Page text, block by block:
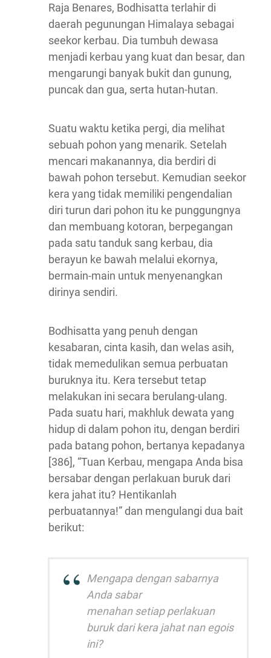
Raja Benares, Bodhisatta terlahir di
daerah pegunungan Himalaya sebagai
seekor kerbau. Dia tumbuh dewasa
menjadi kerbau yang kuat dan besar, dan
mengarungi banyak bukit dan gunung,
puncak dan gua, serta hutan-hutan.
Suatu waktu ketika pergi, dia melihat
sebuah pohon yang menarik. Setelah
mencari makanannya, dia berdiri di
bawah pohon tersebut. Kemudian seekor
kera yang tidak memiliki pengendalian
diri turun dari pohon itu ke punggungnya
dan membuang kotoran, berpegangan
pada satu tanduk sang kerbau, dia
berayun ke bawah melalui ekornya,
bermain-main untuk menyenangkan
dirinya sendiri.
Bodhisatta yang penuh dengan
kesabaran, cinta kasih, dan welas asih,
tidak memedulikan semua perbuatan
buruknya itu. Kera tersebut tetap
melakukan ini secara berulang-ulang.
Pada suatu hari, makhluk dewata yang
hidup di dalam pohon itu, dengan berdiri
pada batang pohon, bertanya kepadanya
[386], “Tuan Kerbau, mengapa Anda bisa
bersabar dengan perlakuan buruk dari
kera jahat itu? Hentikanlah
perbuatannya!” dan mengulangi dua bait
berikut:
Mengapa dengan sabarnya
Anda sabar
menahan setiap perlakuan
buruk dari kera jahat nan egois
ini?